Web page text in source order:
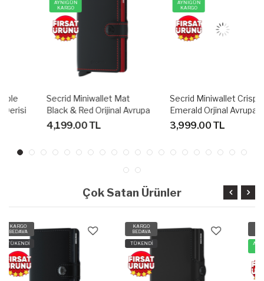
Secrid Miniwallet Mat
Black & Red Orijinal Avrupa
Derisi Cüzdan
4,199.00 TL
Secrid Miniwallet Crisple
Emerald Orjinal Avrupa
Derisi Cüzdan
3,999.00 TL
Çok Satan Ürünler
BEDAVA
TÜKENDİ
BEDAVA
AYNIGÜN